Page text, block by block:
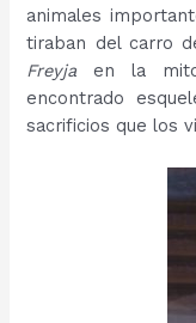
animales
tiraban del carro
Freyja en la
encontrado
sacrificios que los